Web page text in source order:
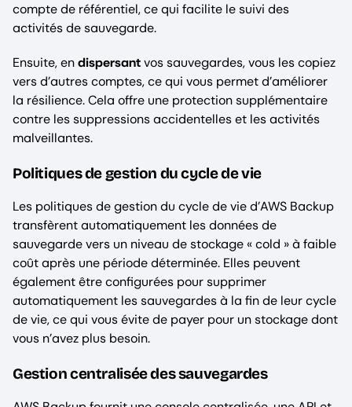
compte de référentiel, ce qui facilite le suivi des
activités de sauvegarde.
Ensuite, endispersantvos sauvegardes, vous les copiez
vers d’autres comptes, ce qui vous permet d’améliorer
la résilience. Cela offre une protection supplémentaire
contre les suppressions accidentelles et les activités
malveillantes.
Politiques de gestion du cycle de vie
Les politiques de gestion du cycle de vie d’AWS Backup
transfèrent automatiquement les données de
sauvegarde vers un niveau de stockage « cold » à faible
coût après une période déterminée. Elles peuvent
également être configurées pour supprimer
automatiquement les sauvegardes à la fin de leur cycle
de vie, ce qui vous évite de payer pour un stockage dont
vous n’avez plus besoin.
Gestion centralisée des sauvegardes